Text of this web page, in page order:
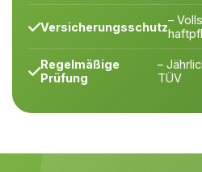
Versicherungsschutz–
Regelmäßige
Prüfung
–
TÜV